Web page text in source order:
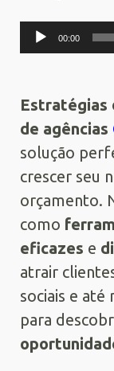
Tocador
de
00:00
Estratégias
de agências
solução
crescer seu
orçamento.
como
eficazes e
atrair
sociais e até
para